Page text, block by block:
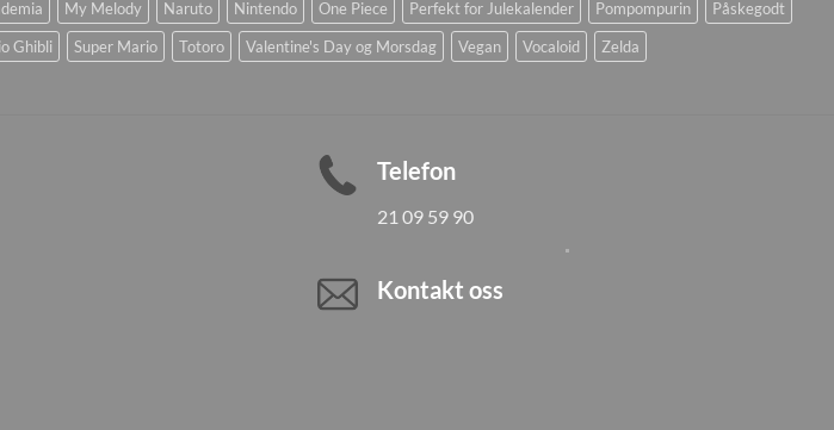
My Melody Naruto Nintendo One Piece Perfekt for Julekalender Pompompurin
Påskegodt
Ghibli Super Mario Totoro Valentine's Day og Morsdag Vegan Vocaloid Zelda
Telefon
21 09 59 90
Kontakt oss